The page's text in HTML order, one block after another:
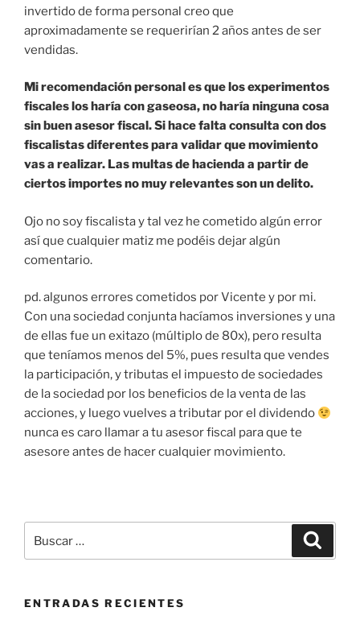
invertido de forma personal creo que
aproximadamente se requerirían 2 años antes de ser
vendidas.
Mi recomendación personal es que los experimentos
fiscales los haría con gaseosa, no haría ninguna cosa
sin buen asesor fiscal. Si hace falta consulta con dos
fiscalistas diferentes para validar que movimiento
vas a realizar. Las multas de hacienda a partir de
ciertos importes no muy relevantes son un delito.
Ojo no soy fiscalista y tal vez he cometido algún error
así que cualquier matiz me podéis dejar algún
comentario.
pd. algunos errores cometidos por Vicente y por mi.
Con una sociedad conjunta hacíamos inversiones y una
de ellas fue un exitazo (múltiplo de 80x), pero resulta
que teníamos menos del 5%, pues resulta que vendes
la participación, y tributas el impuesto de sociedades
de la sociedad por los beneficios de la venta de las
acciones, y luego vuelves a tributar por el dividendo
nunca es caro llamar a tu asesor fiscal para que te
asesore antes de hacer cualquier movimiento.
por:
ENTRADAS RECIENTES